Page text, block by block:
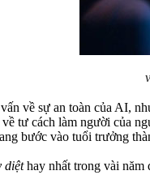
về sự an toàn của AI,
tư cách làm người của
bước vào tuổi trưởng
diệthay nhất trong vài năm